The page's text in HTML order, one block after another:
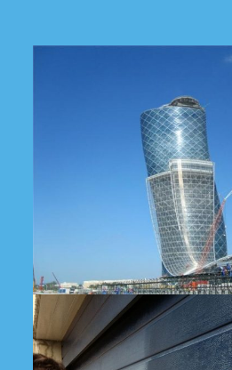
Glasfassade Capital Gate in Abu